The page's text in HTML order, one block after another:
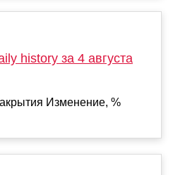
history за 4 августа
Изменение, %